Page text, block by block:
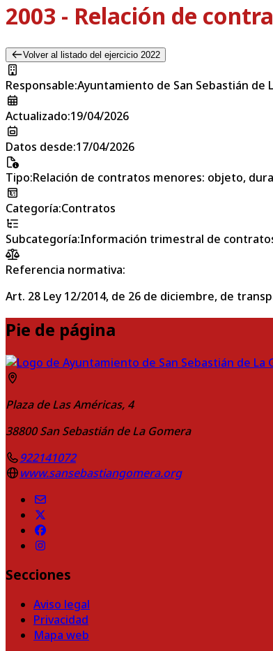
2003 - Relación de
Volver al listado del ejercicio 2022
Responsable:Ayuntamiento de San Sebastián de
Actualizado:19/04/2026
Datos desde:17/04/2026
Tipo:Relación de contratos menores: objeto,
Categoría:Contratos
Subcategoría:Información trimestral de
Referencia normativa:
Art. 28 Ley 12/2014, de 26 de diciembre, de
Pie de página
Plaza de Las Américas, 4
38800 San Sebastián de La Gomera
922141072
www.sansebastiangomera.org
Secciones
Aviso legal
Privacidad
Mapa web